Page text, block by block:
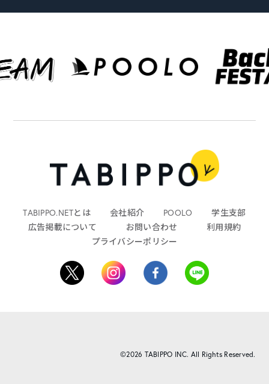
TABIPPO.NETとは 会社紹介 POOLO
学生支部
広告掲載について
お問い合わせ
利用規約
プライバシーポリシー
©2026 TABIPPO INC. All Rights Reserved.